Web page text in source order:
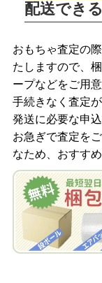
商品撮影
梱包キットをメ
自宅でおもち
LINEの友だち
梱包キットを
自宅でおもち
配送できる
おもちゃ査定の
たしますので、
ープなどをご用
手続きなく査定
発送に必要な申
お急ぎで査定を
なため、おすすめ